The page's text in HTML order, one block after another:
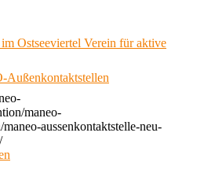
Ostseeviertel Verein für aktive
maneo-
aussenkontaktstelle-neu-